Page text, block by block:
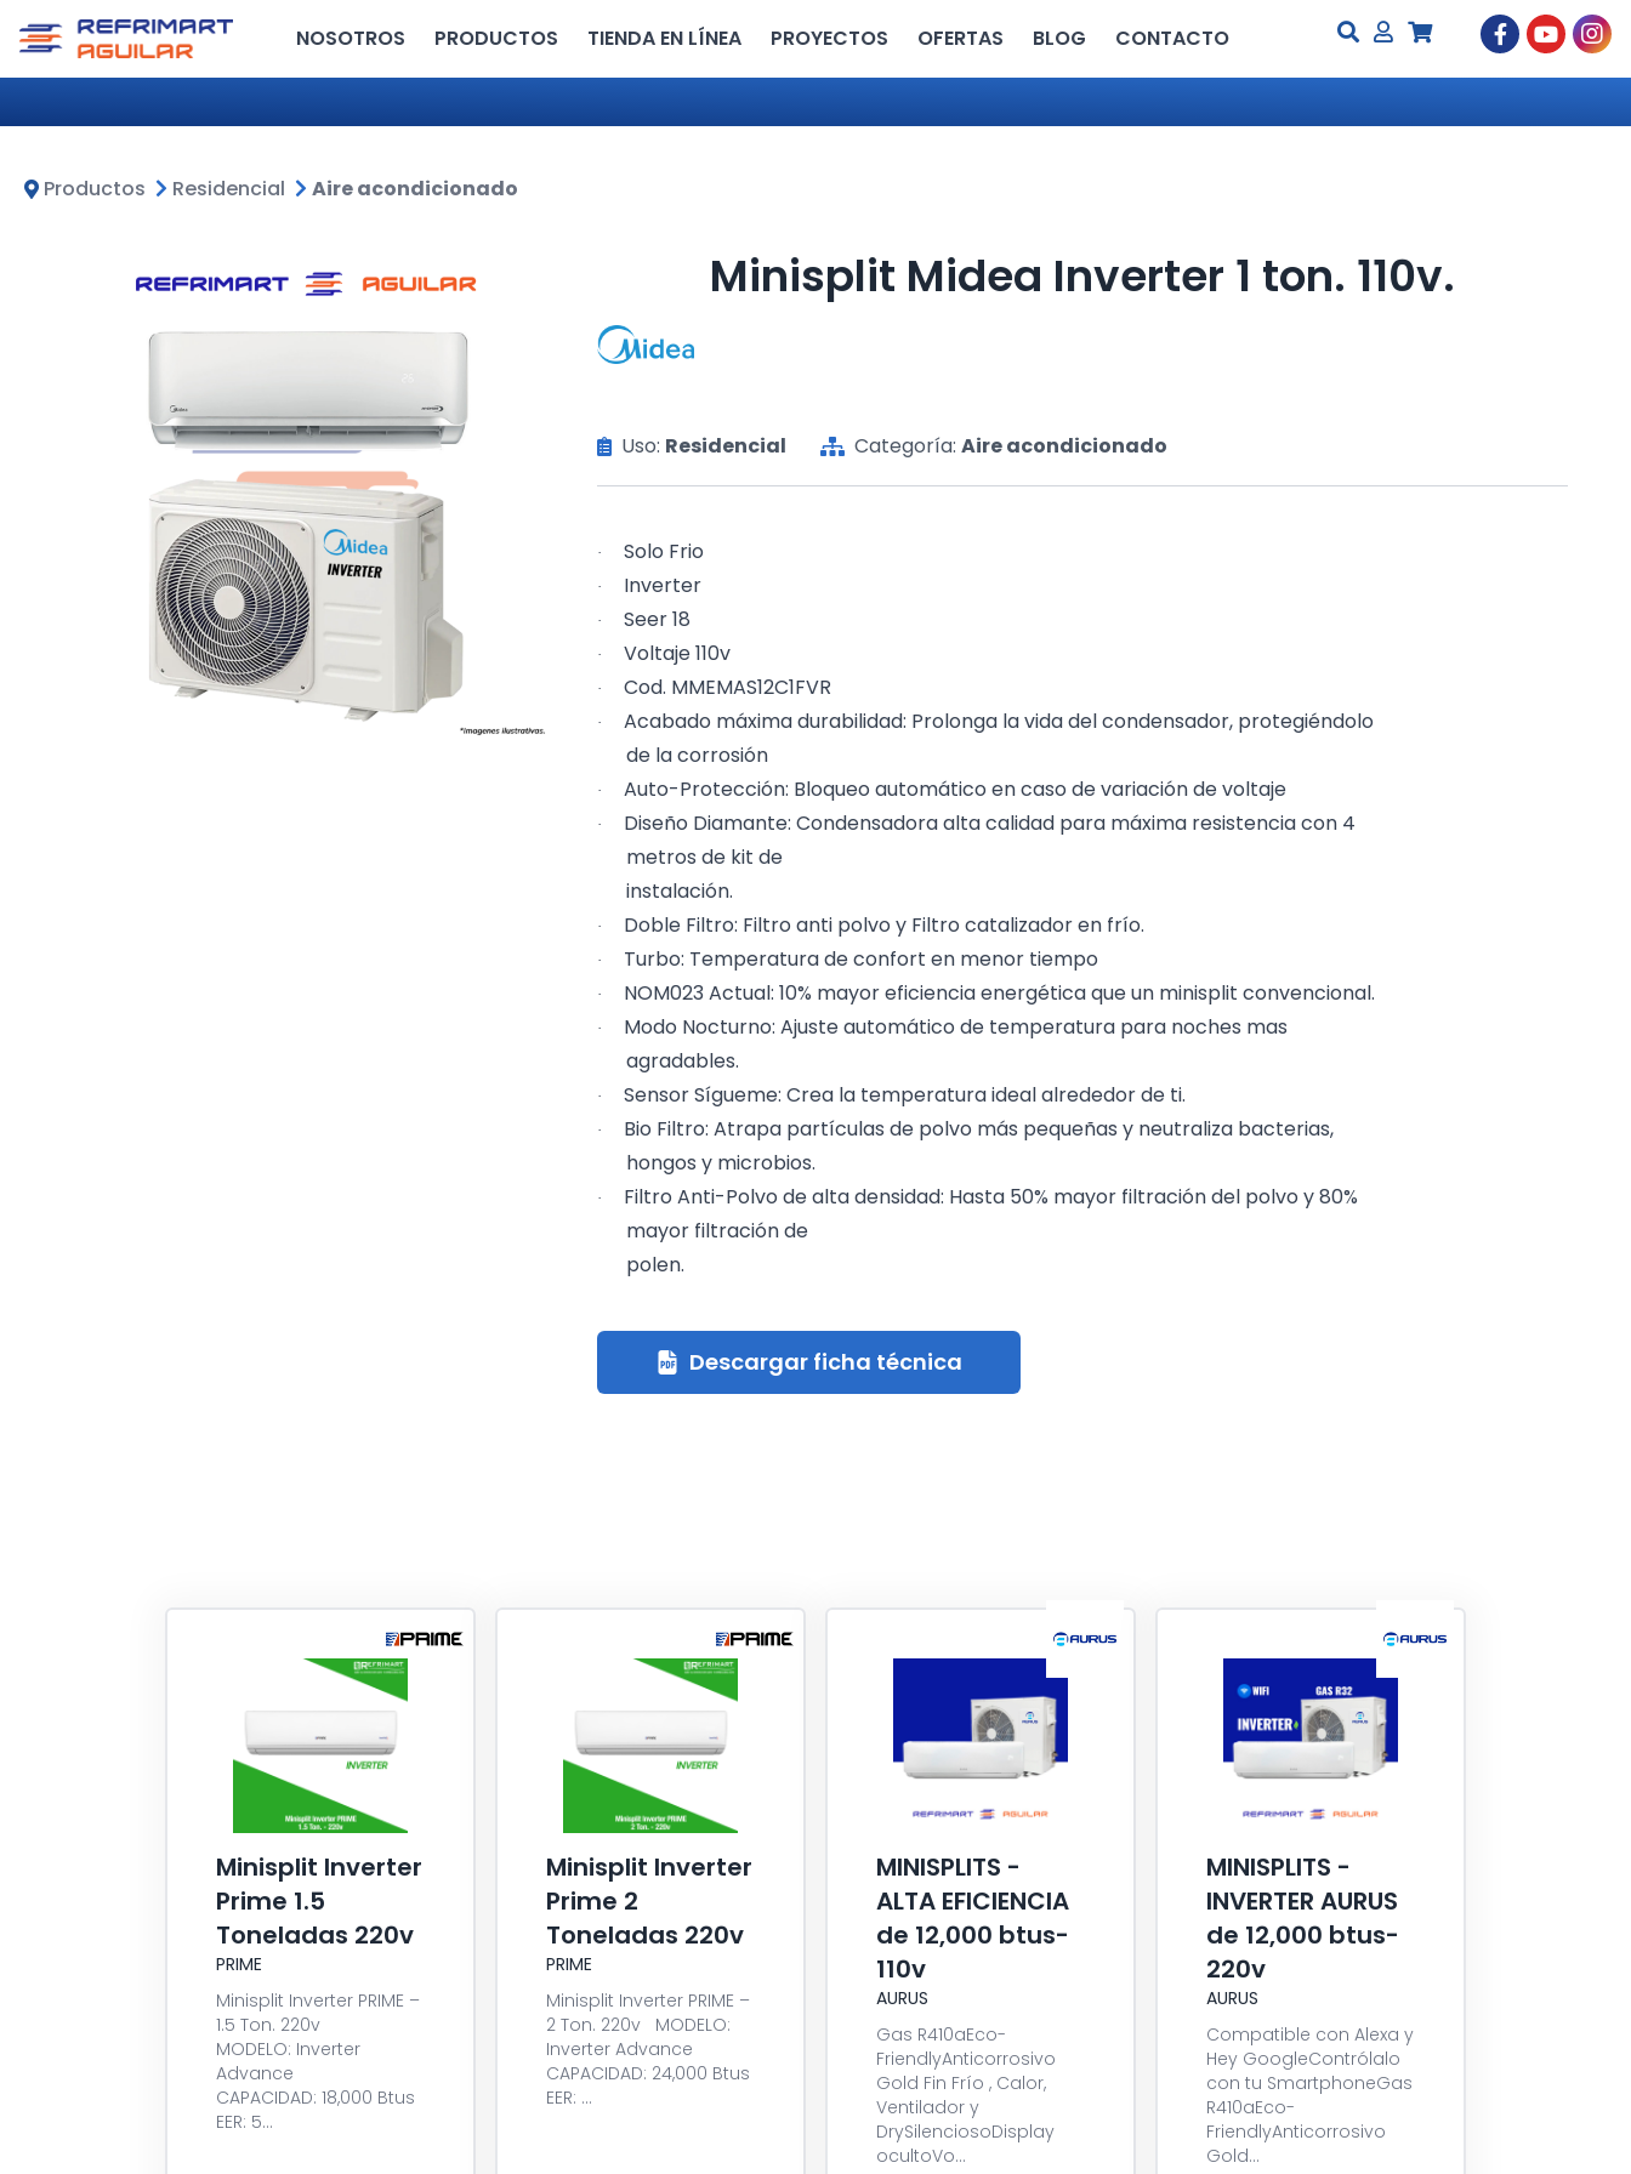
NOSOTROS PRODUCTOS TIENDA EN LÍNEA PROYECTOS OFERTAS BLOG CONTACTO
Productos Residencial Aire acondicionado
Minisplit Midea Inverter 1 ton. 110v.
Uso: Residencial Categoría: Aire acondicionado
· Solo Frio
· Inverter
· Seer 18
· Voltaje 110v
· Cod. MMEMAS12C1FVR
·
Acabado máxima durabilidad: Prolonga la vida del condensador, protegiéndolo
de la corrosión
· Auto-Protección: Bloqueo automático en caso de variación de voltaje
·
Diseño Diamante: Condensadora alta calidad para máxima resistencia con 4
metros de kit de
instalación.
· Doble Filtro: Filtro anti polvo y Filtro catalizador en frío.
· Turbo: Temperatura de confort en menor tiempo
· NOM023 Actual: 10% mayor eficiencia energética que un minisplit convencional.
·
Modo Nocturno: Ajuste automático de temperatura para noches mas
agradables.
· Sensor Sígueme: Crea la temperatura ideal alrededor de ti.
·
Bio Filtro: Atrapa partículas de polvo más pequeñas y neutraliza bacterias,
hongos y microbios.
·
Filtro Anti-Polvo de alta densidad: Hasta 50% mayor filtración del polvo y 80%
mayor filtración de
polen.
Descargar ficha técnica
Minisplit Inverter
Prime 1.5
Toneladas 220v
PRIME
Minisplit Inverter PRIME –
1.5 Ton. 220v
MODELO: Inverter
Advance
CAPACIDAD: 18,000 Btus
EER: 5...
Minisplit Inverter
Prime 2
Toneladas 220v
PRIME
Minisplit Inverter PRIME –
2 Ton. 220v MODELO:
Inverter Advance
CAPACIDAD: 24,000 Btus
EER: ...
MINISPLITS -
ALTA EFICIENCIA
de 12,000 btus-
110v
AURUS
Gas R410aEco-
FriendlyAnticorrosivo
Gold Fin Frío , Calor,
Ventilador y
DrySilenciosoDisplay
ocultoVo...
MINISPLITS -
INVERTER AURUS
de 12,000 btus-
220v
AURUS
Compatible con Alexa y
Hey GoogleContrólalo
con tu SmartphoneGas
R410aEco-
FriendlyAnticorrosivo
Gold...